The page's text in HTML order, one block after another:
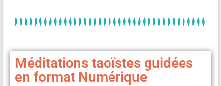
Méditations taoïstes guidées
en format Numérique